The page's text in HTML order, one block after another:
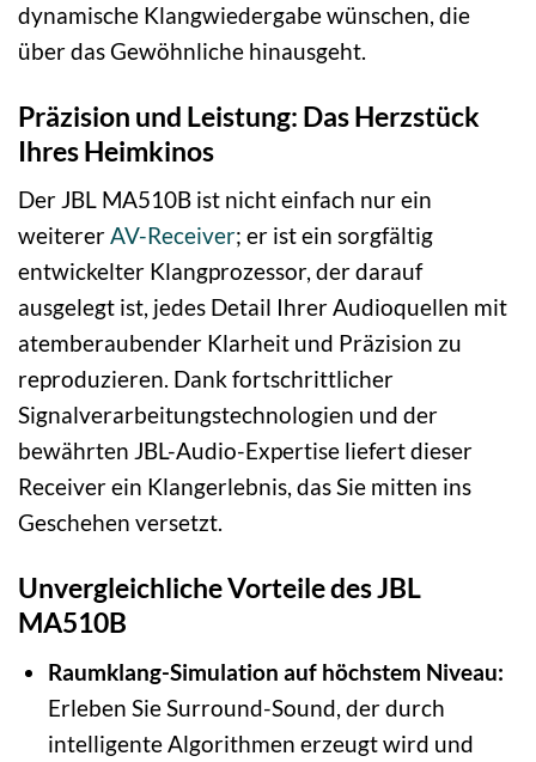
dynamische Klangwiedergabe wünschen, die
über das Gewöhnliche hinausgeht.
Präzision und Leistung: Das Herzstück
Ihres Heimkinos
Der JBL MA510B ist nicht einfach nur ein
weitererAV-Receiver; er ist ein sorgfältig
entwickelter Klangprozessor, der darauf
ausgelegt ist, jedes Detail Ihrer Audioquellen mit
atemberaubender Klarheit und Präzision zu
reproduzieren. Dank fortschrittlicher
Signalverarbeitungstechnologien und der
bewährten JBL-Audio-Expertise liefert dieser
Receiver ein Klangerlebnis, das Sie mitten ins
Geschehen versetzt.
Unvergleichliche Vorteile des JBL
MA510B
Raumklang-Simulation auf höchstem Niveau:
Erleben Sie Surround-Sound, der durch
intelligente Algorithmen erzeugt wird und